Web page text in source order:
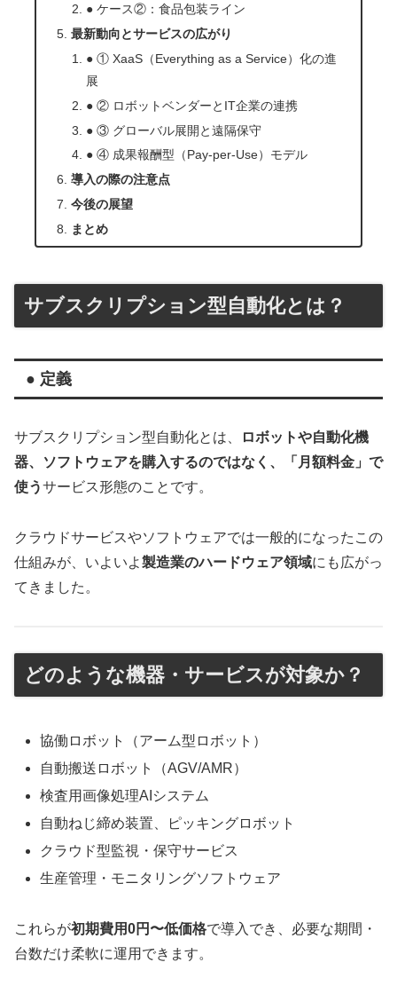
● ケース②：食品包装ライン
最新動向とサービスの広がり
● ① XaaS（Everything as a Service）化の進
展
● ② ロボットベンダーとIT企業の連携
● ③ グローバル展開と遠隔保守
● ④ 成果報酬型（Pay-per-Use）モデル
導入の際の注意点
今後の展望
まとめ
サブスクリプション型自動化とは？
● 定義
サブスクリプション型自動化とは、
ロボットや自動化機
器、ソフトウェアを購入するのではなく、「月額料金」で
使うサービス形態のことです。
クラウドサービスやソフトウェアでは一般的になったこの
仕組みが、いよいよ製造業のハードウェア領域にも広がっ
てきました。
どのような機器・サービスが対象か？
協働ロボット（アーム型ロボット）
自動搬送ロボット（AGV/AMR）
検査用画像処理AIシステム
自動ねじ締め装置、ピッキングロボット
クラウド型監視・保守サービス
生産管理・モニタリングソフトウェア
これらが初期費用0円〜低価格で導入でき、必要な期間・
台数だけ柔軟に運用できます。